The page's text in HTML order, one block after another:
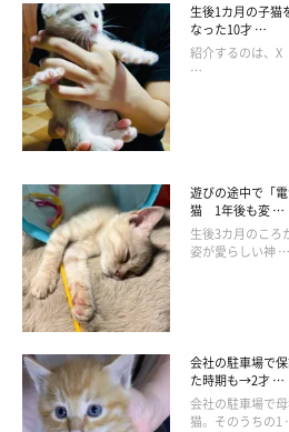
プロフィー
作者：響介
本業は作編曲家/猫マスター
29才。将来の夢は無人島に住んで猫
こ。
毎日猫と追いかけっこしたいがために
き、曲の〆切に追われながら日々猫た
る。
日々の猫との暮らしで実感した、猫の
うのすすめない11の理由」が好評発
生後1カ月の子猫
なった10才 …
紹介するのは、
…
遊びの途中で「
猫 1年後も変 …
生後3カ月のころ
姿が愛らしい神 …
会社の駐車場で
た時期も→2才 …
会社の駐車場で
猫。そのうちの1